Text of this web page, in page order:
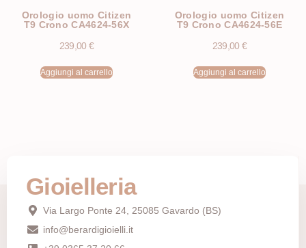
Orologio uomo Citizen
T9 Crono CA4624-56X
239,00 €
Aggiungi al carrello
Orologio uomo Citizen
T9 Crono CA4624-56E
239,00 €
Aggiungi al carrello
Gioielleria
Via Largo Ponte 24, 25085 Gavardo (BS)
info@berardigioielli.it